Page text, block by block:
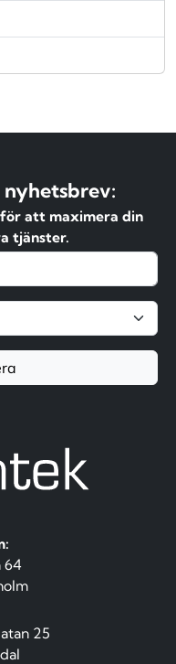
att maximera din
tjänster.
64
25